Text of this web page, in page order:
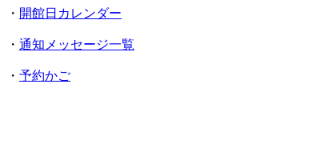
・ 開館日カレンダー
・ 通知メッセージ一覧
・ 予約かご